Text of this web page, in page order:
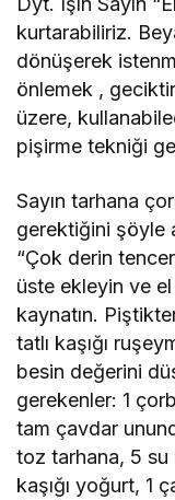
kurtarabiliriz.
dönüşerek
önlemek ,
üzere,
pişirme tekniği
Sayın tarhana
gerektiğini şöyle
“Çok derin
üste ekleyin ve el
kaynatın.
tatlı kaşığı
besin değerini
gerekenler: 1
tam çavdar
toz tarhana, 5 su
kaşığı yoğurt, 1